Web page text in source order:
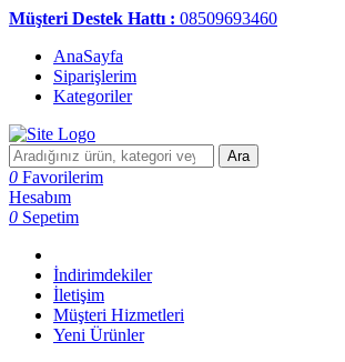
Müşteri Destek Hattı : 08509693460
AnaSayfa
Siparişlerim
Kategoriler
Ara
0 Favorilerim
Hesabım
0 Sepetim
İndirimdekiler
İletişim
Müşteri Hizmetleri
Yeni Ürünler